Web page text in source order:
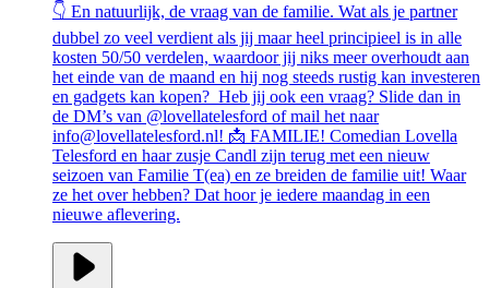
👇 En natuurlijk, de vraag van de familie. Wat als je partner
dubbel zo veel verdient als jij maar heel principieel is in alle
kosten 50/50 verdelen, waardoor jij niks meer overhoudt aan
het einde van de maand en hij nog steeds rustig kan investeren
en gadgets kan kopen? Heb jij ook een vraag? Slide dan in
de DM’s van @lovellatelesford of mail het naar
info@lovellatelesford.nl! 📩 FAMILIE! Comedian Lovella
Telesford en haar zusje Candl zijn terug met een nieuw
seizoen van Familie T(ea) en ze breiden de familie uit! Waar
ze het over hebben? Dat hoor je iedere maandag in een
nieuwe aflevering.